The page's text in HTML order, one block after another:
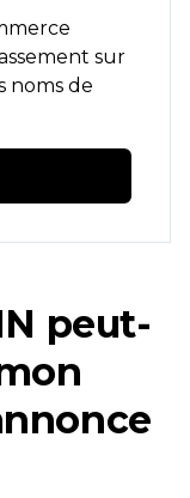
sur
noms de
peut-